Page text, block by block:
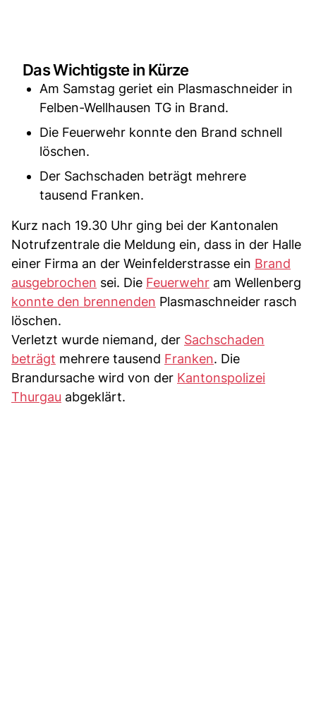
Das Wichtigste in Kürze
Am Samstag geriet ein Plasmaschneider in
Felben-Wellhausen TG in Brand.
Die Feuerwehr konnte den Brand schnell
löschen.
Der Sachschaden beträgt mehrere
tausend Franken.
Kurz nach 19.30 Uhr ging bei der Kantonalen
Notrufzentrale die Meldung ein, dass in der Halle
einer Firma an der Weinfelderstrasse ein Brand
ausgebrochen sei. Die Feuerwehr am Wellenberg
konnte den brennenden Plasmaschneider rasch
löschen.
Verletzt wurde niemand, der Sachschaden
beträgt mehrere tausend Franken. Die
Brandursache wird von der Kantonspolizei
Thurgau abgeklärt.